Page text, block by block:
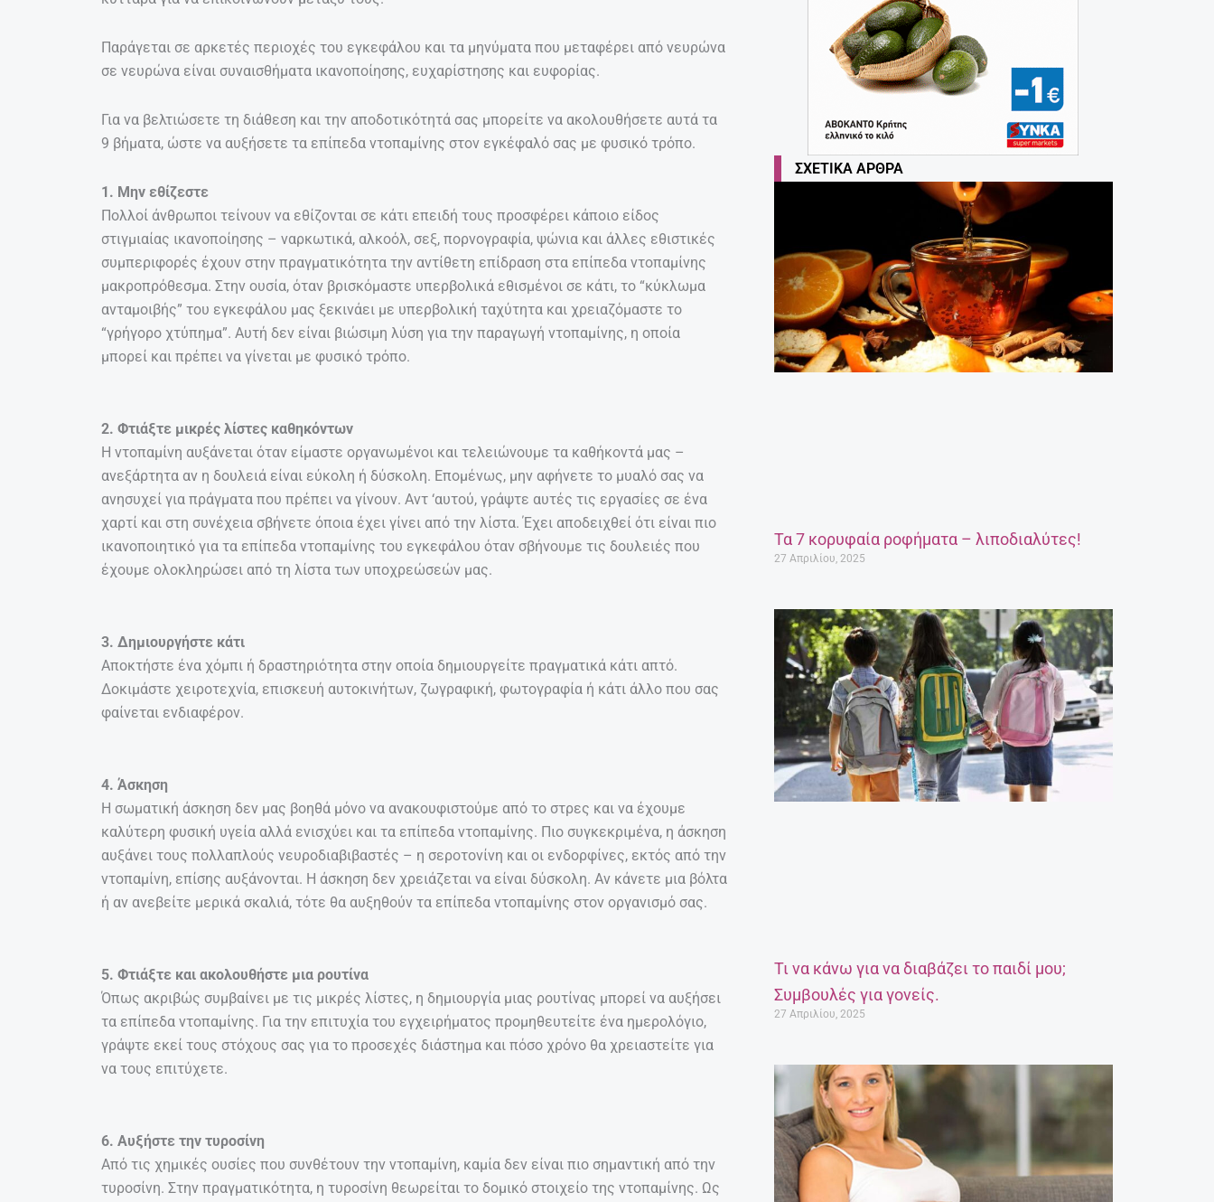
Παράγεται σε αρκετές περιοχές του εγκεφάλου και τα μηνύματα που μεταφέρει από νευρώνα
σε νευρώνα είναι συναισθήματα ικανοποίησης, ευχαρίστησης και ευφορίας.
Για να βελτιώσετε τη διάθεση και την αποδοτικότητά σας μπορείτε να ακολουθήσετε αυτά τα
9 βήματα, ώστε να αυξήσετε τα επίπεδα ντοπαμίνης στον εγκέφαλό σας με φυσικό τρόπο.
1. Μην εθίζεστε
Πολλοί άνθρωποι τείνουν να εθίζονται σε κάτι επειδή τους προσφέρει κάποιο είδος
στιγμιαίας ικανοποίησης – ναρκωτικά, αλκοόλ, σεξ, πορνογραφία, ψώνια και άλλες εθιστικές
συμπεριφορές έχουν στην πραγματικότητα την αντίθετη επίδραση στα επίπεδα ντοπαμίνης
μακροπρόθεσμα. Στην ουσία, όταν βρισκόμαστε υπερβολικά εθισμένοι σε κάτι, το “κύκλωμα
ανταμοιβής” του εγκεφάλου μας ξεκινάει με υπερβολική ταχύτητα και χρειαζόμαστε το
“γρήγορο χτύπημα”. Αυτή δεν είναι βιώσιμη λύση για την παραγωγή ντοπαμίνης, η οποία
μπορεί και πρέπει να γίνεται με φυσικό τρόπο.
2. Φτιάξτε μικρές λίστες καθηκόντων
Η ντοπαμίνη αυξάνεται όταν είμαστε οργανωμένοι και τελειώνουμε τα καθήκοντά μας –
ανεξάρτητα αν η δουλειά είναι εύκολη ή δύσκολη. Επομένως, μην αφήνετε το μυαλό σας να
ανησυχεί για πράγματα που πρέπει να γίνουν. Αντ ‘αυτού, γράψτε αυτές τις εργασίες σε ένα
χαρτί και στη συνέχεια σβήνετε όποια έχει γίνει από την λίστα. Έχει αποδειχθεί ότι είναι πιο
ικανοποιητικό για τα επίπεδα ντοπαμίνης του εγκεφάλου όταν σβήνουμε τις δουλειές που
έχουμε ολοκληρώσει από τη λίστα των υποχρεώσεών μας.
3. Δημιουργήστε κάτι
Αποκτήστε ένα χόμπι ή δραστηριότητα στην οποία δημιουργείτε πραγματικά κάτι απτό.
Δοκιμάστε χειροτεχνία, επισκευή αυτοκινήτων, ζωγραφική, φωτογραφία ή κάτι άλλο που σας
φαίνεται ενδιαφέρον.
4. Άσκηση
Η σωματική άσκηση δεν μας βοηθά μόνο να ανακουφιστούμε από το στρες και να έχουμε
καλύτερη φυσική υγεία αλλά ενισχύει και τα επίπεδα ντοπαμίνης. Πιο συγκεκριμένα, η άσκηση
αυξάνει τους πολλαπλούς νευροδιαβιβαστές – η σεροτονίνη και οι ενδορφίνες, εκτός από την
ντοπαμίνη, επίσης αυξάνονται. Η άσκηση δεν χρειάζεται να είναι δύσκολη. Αν κάνετε μια βόλτα
ή αν ανεβείτε μερικά σκαλιά, τότε θα αυξηθούν τα επίπεδα ντοπαμίνης στον οργανισμό σας.
5. Φτιάξτε και ακολουθήστε μια ρουτίνα
Όπως ακριβώς συμβαίνει με τις μικρές λίστες, η δημιουργία μιας ρουτίνας μπορεί να αυξήσει
τα επίπεδα ντοπαμίνης. Για την επιτυχία του εγχειρήματος προμηθευτείτε ένα ημερολόγιο,
γράψτε εκεί τους στόχους σας για το προσεχές διάστημα και πόσο χρόνο θα χρειαστείτε για
να τους επιτύχετε.
6. Αυξήστε την τυροσίνη
Από τις χημικές ουσίες που συνθέτουν την ντοπαμίνη, καμία δεν είναι πιο σημαντική από την
τυροσίνη. Στην πραγματικότητα, η τυροσίνη θεωρείται το δομικό στοιχείο της ντοπαμίνης. Ως
ΣΧΕΤΙΚΆ ΆΡΘΡΑ
Τα 7 κορυφαία ροφήματα – λιποδιαλύτες!
27 Απριλίου, 2025
Τι να κάνω για να διαβάζει το παιδί μου;
Συμβουλές για γονείς.
27 Απριλίου, 2025